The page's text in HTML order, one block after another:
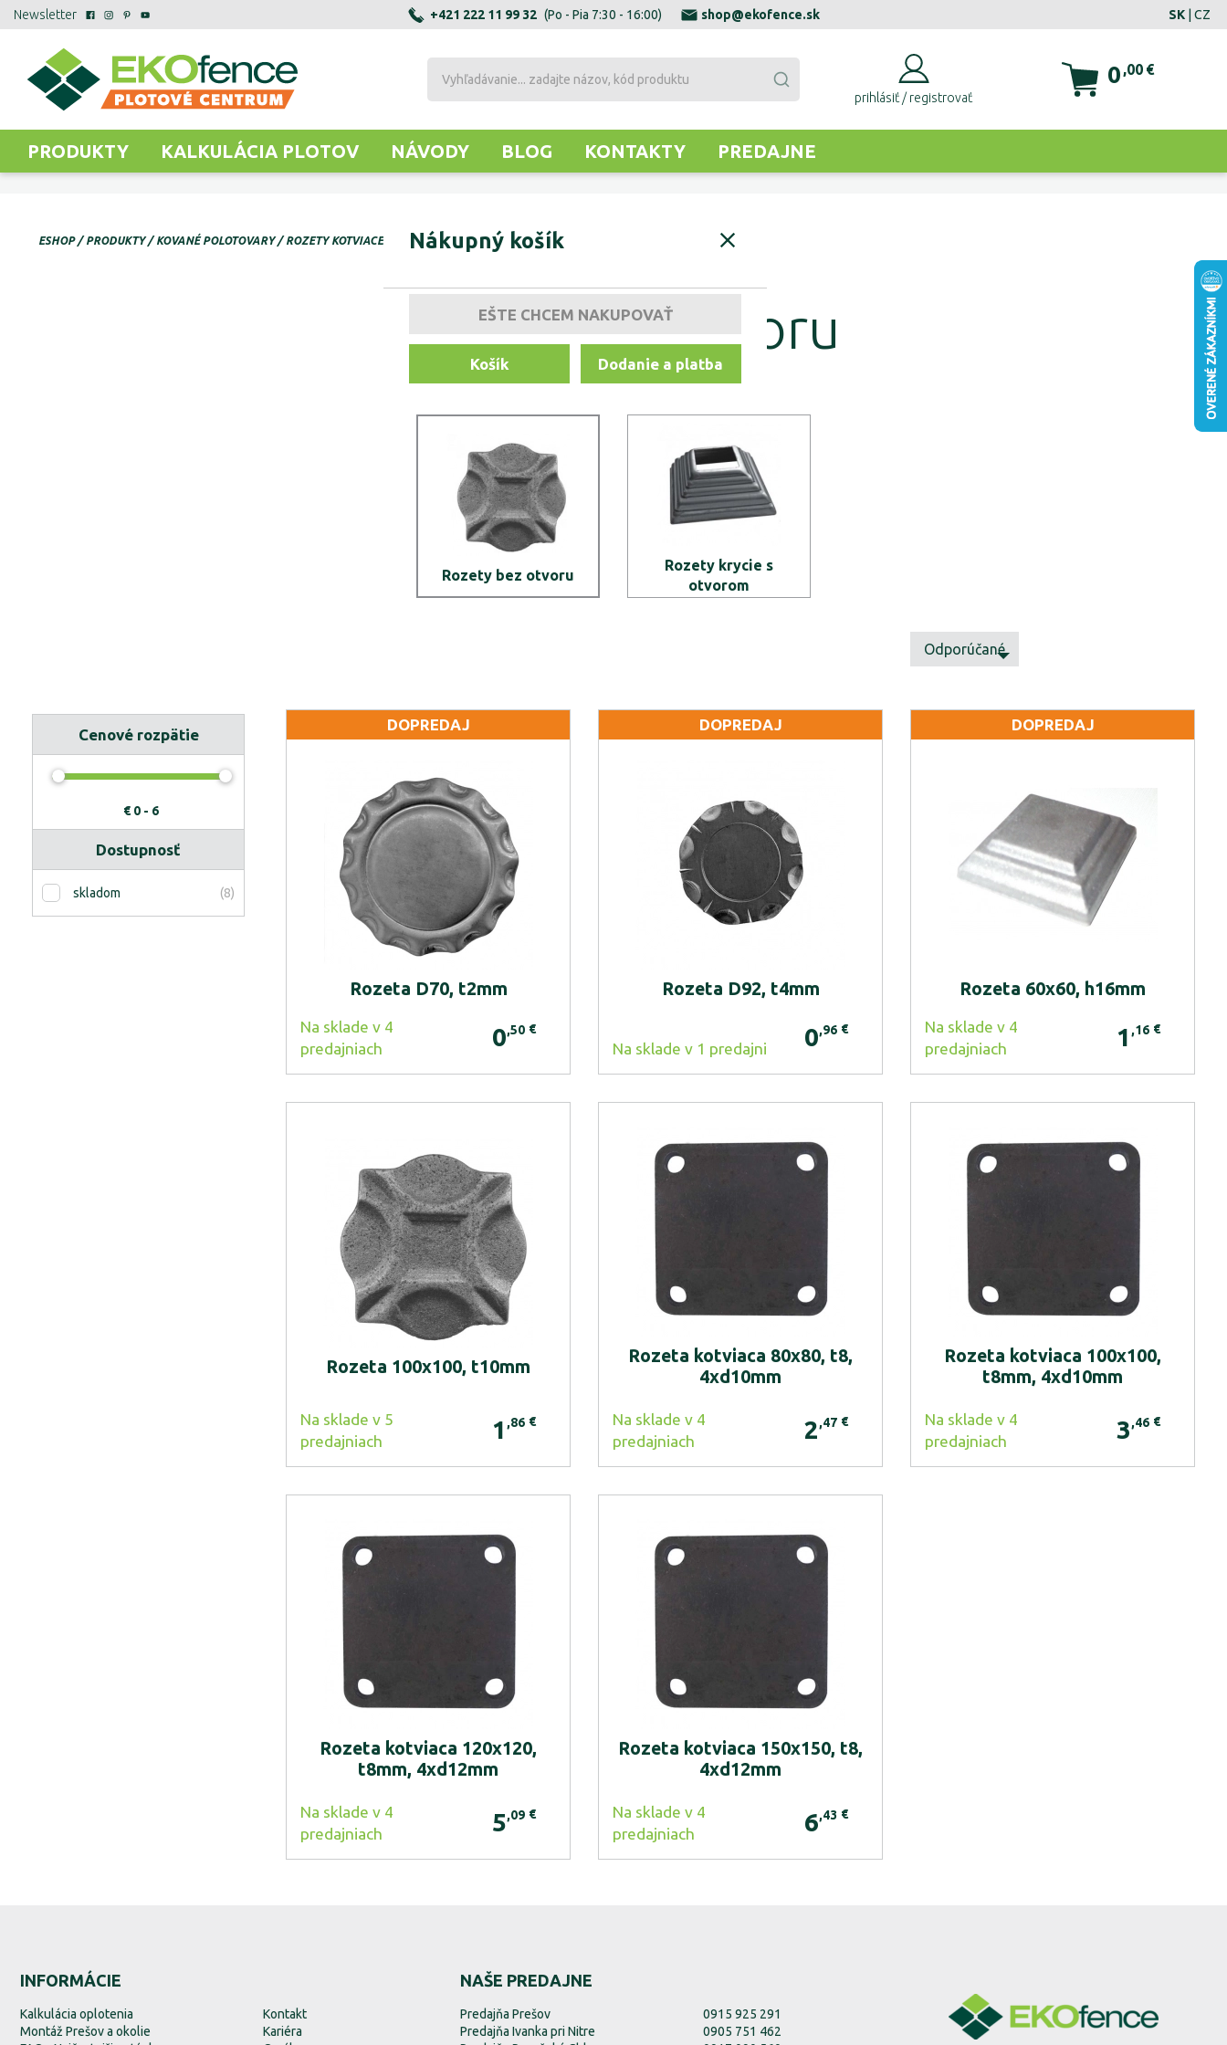
Newsletter +421 222 11 99 32 (Po - Pia 7:30 - 16:00) shop@ekofence.sk SK | CZ
prihlásiť / registrovať
0 ,00 €
PRODUKTY KALKULÁCIA PLOTOV NÁVODY BLOG KONTAKTY PREDAJNE
Nákupný košík
EŠTE CHCEM NAKUPOVAŤ
Košík Dodanie a platba
ESHOP PRODUKTY KOVANÉ POLOTOVARY ROZETY KOTVIACE, KRYCIE ROZETY BEZ OTVORU
Rozety bez otvoru
Rozety bez otvoru
Rozety krycie s
otvorom
Cenové rozpätie
€0 - 6
Dostupnosť
skladom (8)
Odporúčané
DOPREDAJ
Rozeta D70, t2mm
Na sklade v 4
predajniach
0,50 €
DOPREDAJ
Rozeta D92, t4mm
Na sklade v 1 predajni 0,96 €
DOPREDAJ
Rozeta 60x60, h16mm
Na sklade v 4
predajniach
1,16 €
Rozeta 100x100, t10mm
Na sklade v 5
predajniach
1,86 €
Rozeta kotviaca 80x80, t8,
4xd10mm
Na sklade v 4
predajniach
2,47 €
Rozeta kotviaca 100x100,
t8mm, 4xd10mm
Na sklade v 4
predajniach
3,46 €
Rozeta kotviaca 120x120,
t8mm, 4xd12mm
Na sklade v 4
predajniach
5,09 €
Rozeta kotviaca 150x150, t8,
4xd12mm
Na sklade v 4
predajniach
6,43 €
INFORMÁCIE
Kalkulácia oplotenia
Montáž Prešov a okolie
Kontakt
Kariéra
NAŠE PREDAJNE
Predajňa Prešov
Predajňa Ivanka pri Nitre
0915 925 291
0905 751 462